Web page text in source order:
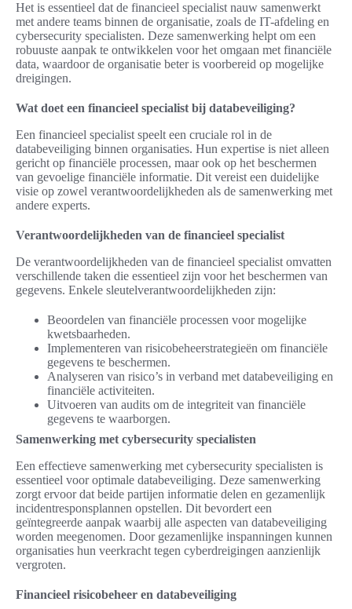
Het is essentieel dat de financieel specialist nauw samenwerkt
met andere teams binnen de organisatie, zoals de IT-afdeling en
cybersecurity specialisten. Deze samenwerking helpt om een
robuuste aanpak te ontwikkelen voor het omgaan met financiële
data, waardoor de organisatie beter is voorbereid op mogelijke
dreigingen.
Wat doet een financieel specialist bij databeveiliging?
Een financieel specialist speelt een cruciale rol in de
databeveiliging binnen organisaties. Hun expertise is niet alleen
gericht op financiële processen, maar ook op het beschermen
van gevoelige financiële informatie. Dit vereist een duidelijke
visie op zowel verantwoordelijkheden als de samenwerking met
andere experts.
Verantwoordelijkheden van de financieel specialist
De verantwoordelijkheden van de financieel specialist omvatten
verschillende taken die essentieel zijn voor het beschermen van
gegevens. Enkele sleutelverantwoordelijkheden zijn:
Beoordelen van financiële processen voor mogelijke
kwetsbaarheden.
Implementeren van risicobeheerstrategieën om financiële
gegevens te beschermen.
Analyseren van risico’s in verband met databeveiliging en
financiële activiteiten.
Uitvoeren van audits om de integriteit van financiële
gegevens te waarborgen.
Samenwerking met cybersecurity specialisten
Een effectieve samenwerking met cybersecurity specialisten is
essentieel voor optimale databeveiliging. Deze samenwerking
zorgt ervoor dat beide partijen informatie delen en gezamenlijk
incidentresponsplannen opstellen. Dit bevordert een
geïntegreerde aanpak waarbij alle aspecten van databeveiliging
worden meegenomen. Door gezamenlijke inspanningen kunnen
organisaties hun veerkracht tegen cyberdreigingen aanzienlijk
vergroten.
Financieel risicobeheer en databeveiliging